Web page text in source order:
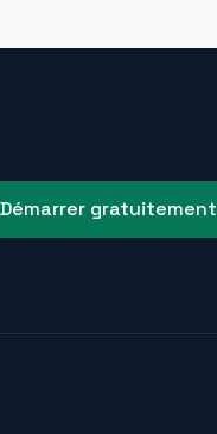
Démarrer gratuitement